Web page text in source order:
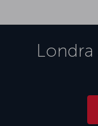
Londra